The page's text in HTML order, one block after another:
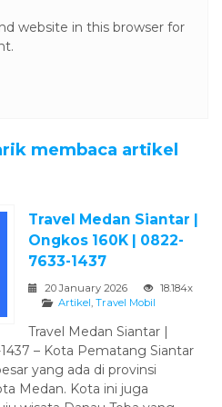
website in this browser for
membaca artikel
Travel Medan Siantar |
Ongkos 160K | 0822-
7633-1437
20 January 2026
18.184x
Artikel, Travel Mobil
Travel Medan Siantar |
– Kota Pematang Siantar
yang ada di provinsi
Medan. Kota ini juga